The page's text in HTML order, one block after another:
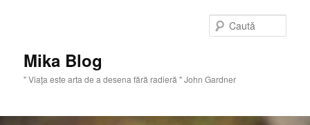
Mika Blog
" Viaţa este arta de a desena fără radieră " John Gardner